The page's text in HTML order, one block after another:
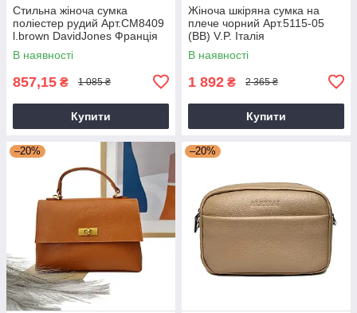
Стильна жіноча сумка
поліестер рудий Арт.CM8409
l.brown DavidJones Франція
В наявності
857,15 ₴ 1 085 ₴
Купити
Жіноча шкіряна сумка на
плече чорний Арт.5115-05
(BB) V.P. Італія
В наявності
1 892 ₴ 2 365 ₴
Купити
–20% –20%